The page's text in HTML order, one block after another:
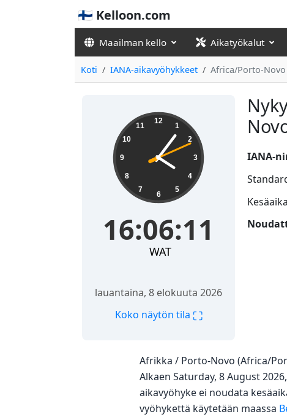
🇫🇮 Kelloon.com
Maailman kello Aikatyökalut
Koti IANA-aikavyöhykkeet Africa/Porto-Novo
16:06:11 12
1
2
3
4
5
6
7
8
9
10
11
16:06:11
WAT
lauantaina, 8 elokuuta 2026
Koko näytön tila ⛶
IANA-
Afrikka / Porto-Novo (Africa/
Alkaen Saturday, 8 August
aikavyöhyke ei noudata
vyöhykettä käytetään maassa